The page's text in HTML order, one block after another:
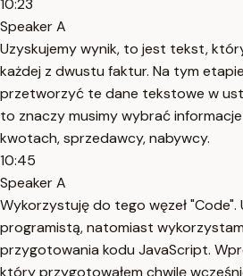
10:23
Speaker A
Uzyskujemy wynik, to jest tekst,
każdej z dwustu faktur. Na tym
przetworzyć te dane tekstowe w
to znaczy musimy wybrać
kwotach, sprzedawcy, nabywcy.
10:45
Speaker A
Wykorzystuję do tego węzeł "Code".
programistą, natomiast
przygotowania kodu JavaScript.
który przygotowałem chwilę